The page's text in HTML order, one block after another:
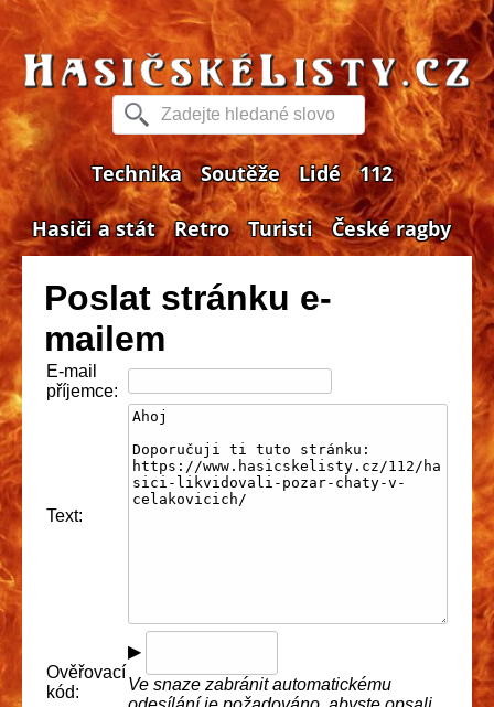
Technika Soutěže Lidé 112
Hasiči a stát Retro Turisti České ragby
Poslat stránku e-
mailem
E-mail
příjemce:
Text:
Ověřovací
kód:
▶
Ve snaze zabránit automatickému